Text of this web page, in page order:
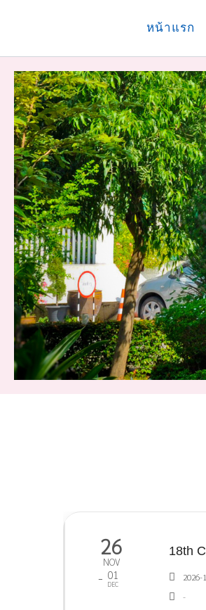
หน้าแรก
26
NOV
- 01
DEC
18th
2026-
-